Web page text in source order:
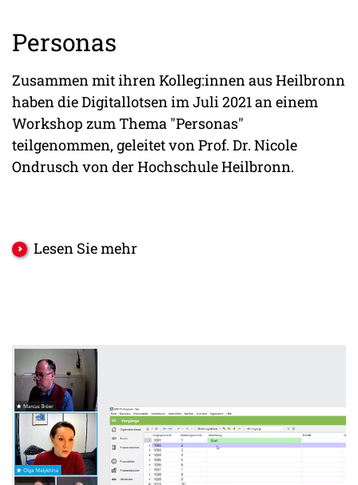
Personas
Zusammen mit ihren Kolleg:innen aus Heilbronn
haben die Digitallotsen im Juli 2021 an einem
Workshop zum Thema "Personas"
teilgenommen, geleitet von Prof. Dr. Nicole
Ondrusch von der Hochschule Heilbronn.
Lesen Sie mehr